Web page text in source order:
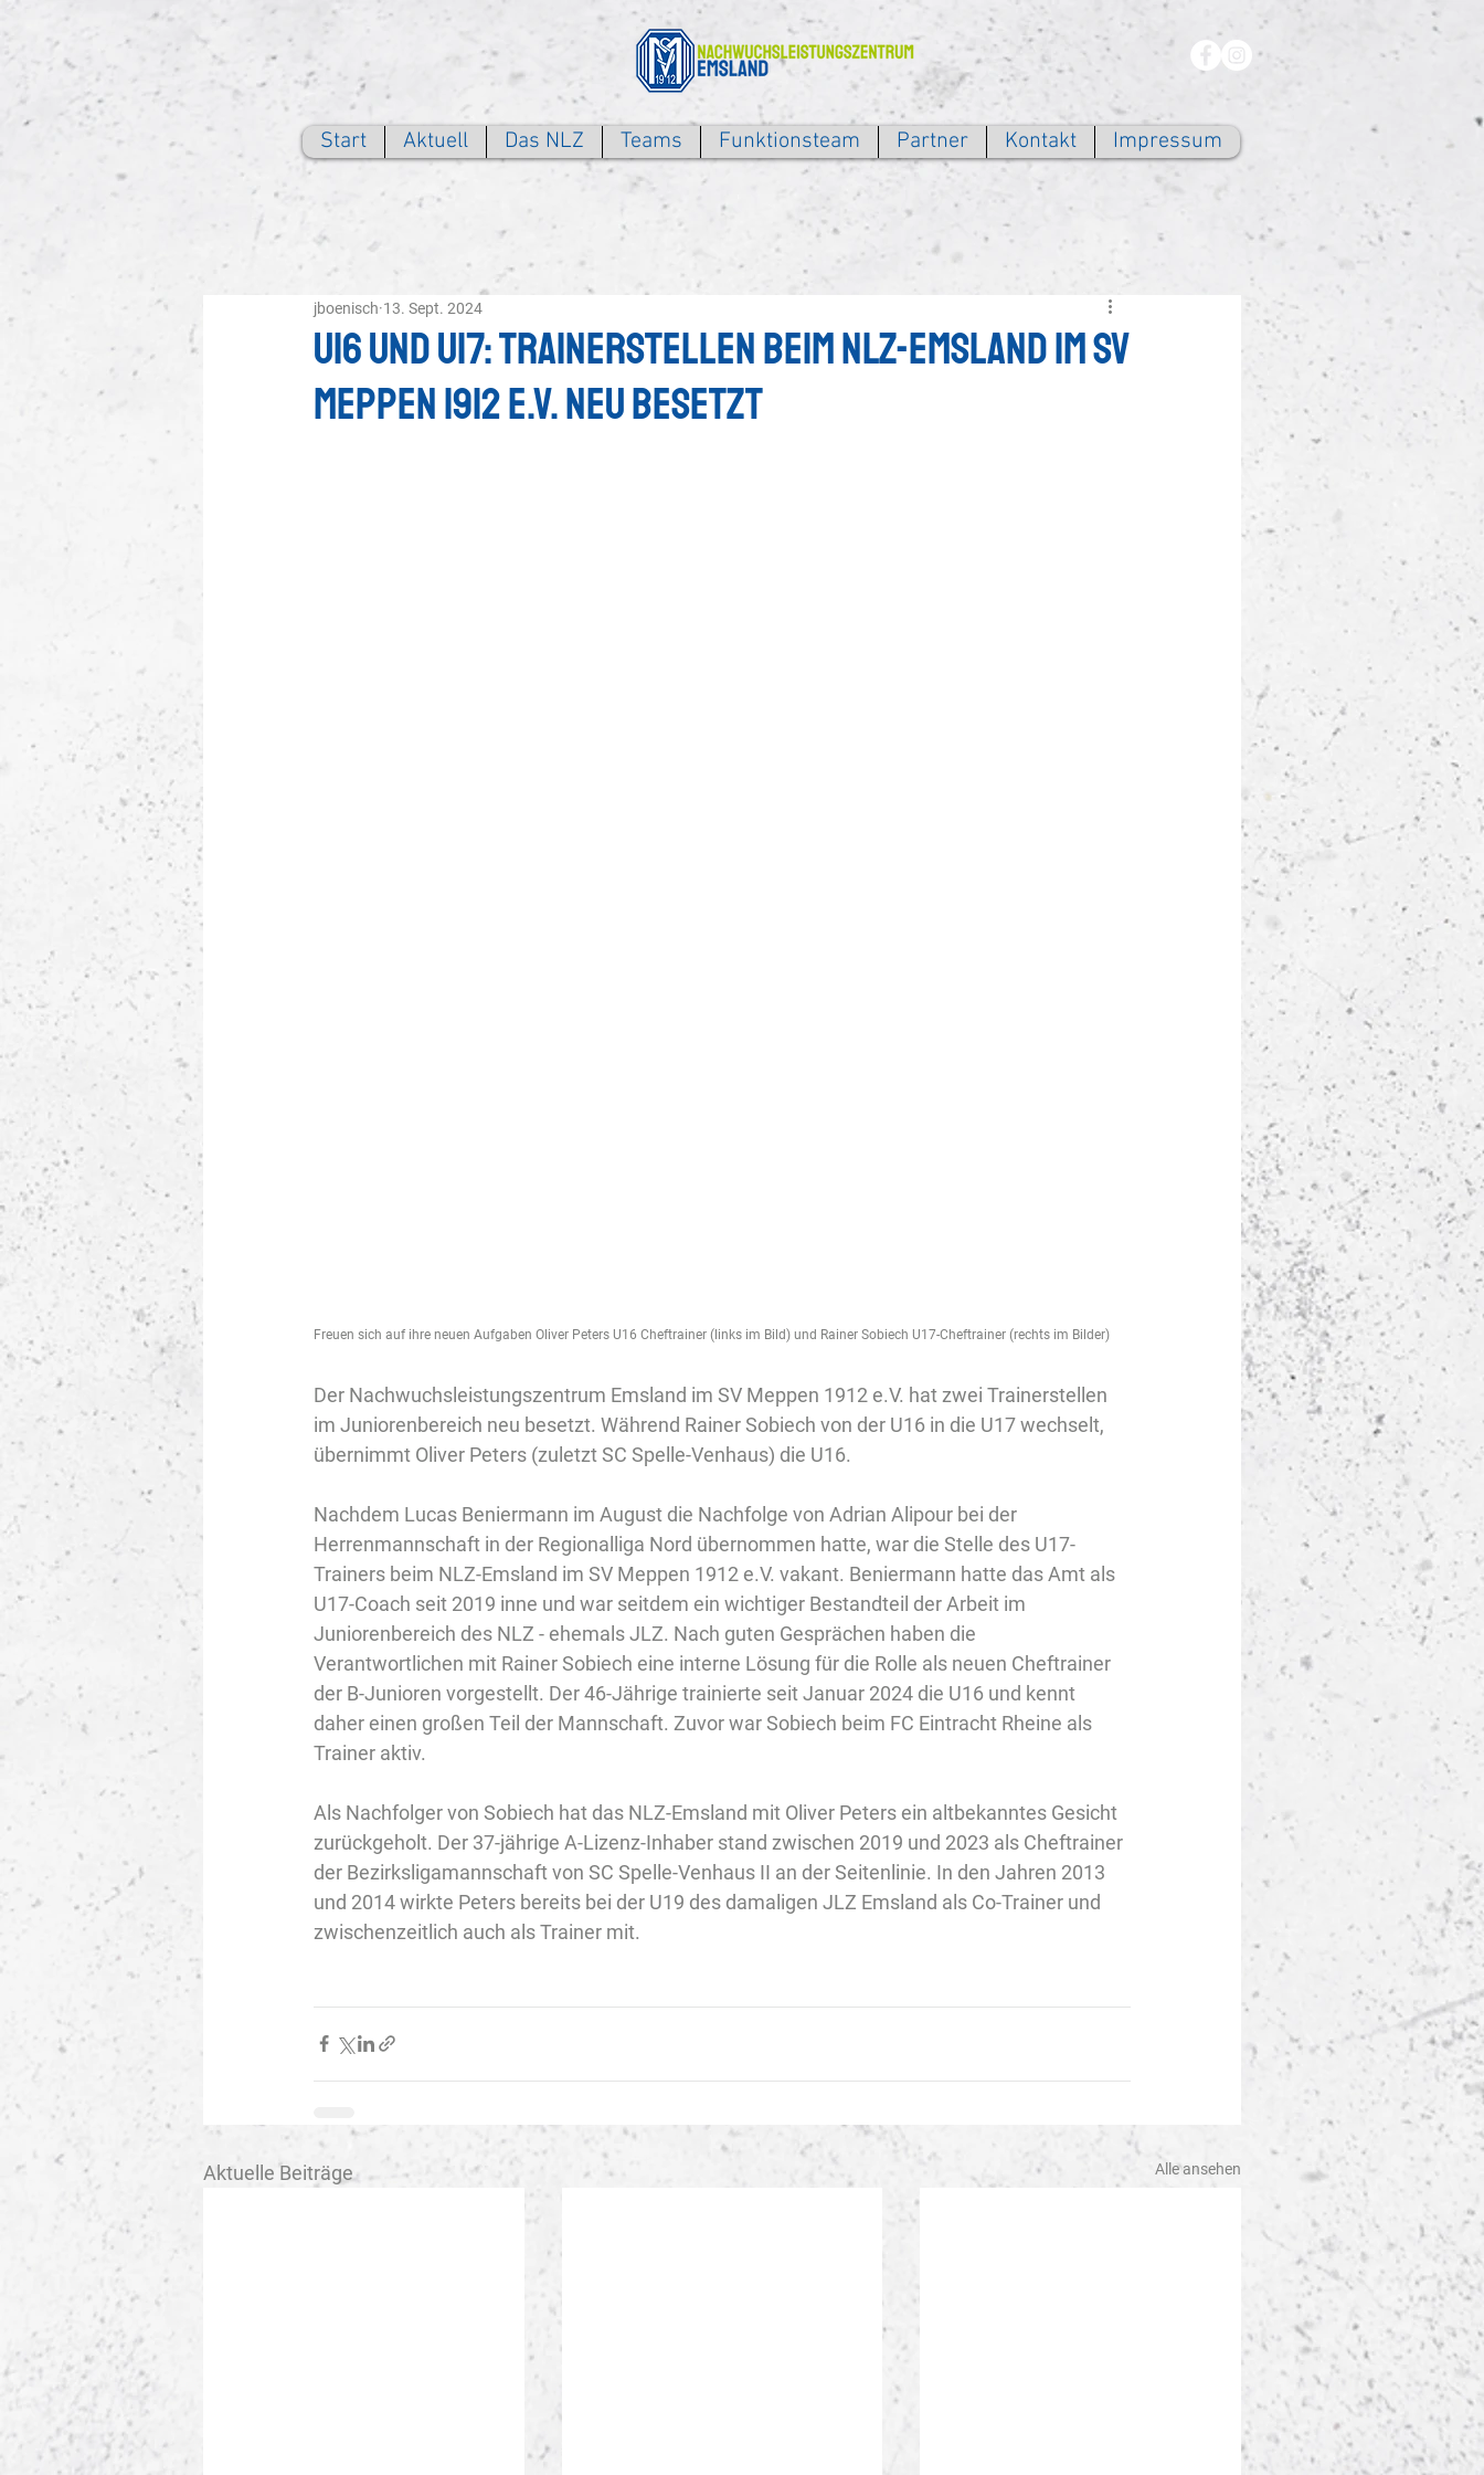
Start Aktuell Das NLZ Teams Funktionsteam Partner Kontakt Impressum
U16 und U17: Trainerstellen beim NLZ-Emsland im SV
Meppen 1912 e.V. neu besetzt
jboenisch 13. Sept. 2024
Freuen sich auf ihre neuen Aufgaben Oliver Peters U16 Cheftrainer (links im Bild) und Rainer Sobiech U17-Cheftrainer (rechts im Bilder)
Der Nachwuchsleistungszentrum Emsland im SV Meppen 1912 e.V. hat zwei Trainerstellen
im Juniorenbereich neu besetzt. Während Rainer Sobiech von der U16 in die U17 wechselt,
übernimmt Oliver Peters (zuletzt SC Spelle-Venhaus) die U16.
Nachdem Lucas Beniermann im August die Nachfolge von Adrian Alipour bei der
Herrenmannschaft in der Regionalliga Nord übernommen hatte, war die Stelle des U17-
Trainers beim NLZ-Emsland im SV Meppen 1912 e.V. vakant. Beniermann hatte das Amt als
U17-Coach seit 2019 inne und war seitdem ein wichtiger Bestandteil der Arbeit im
Juniorenbereich des NLZ - ehemals JLZ. Nach guten Gesprächen haben die
Verantwortlichen mit Rainer Sobiech eine interne Lösung für die Rolle als neuen Cheftrainer
der B-Junioren vorgestellt. Der 46-Jährige trainierte seit Januar 2024 die U16 und kennt
daher einen großen Teil der Mannschaft. Zuvor war Sobiech beim FC Eintracht Rheine als
Trainer aktiv.
Als Nachfolger von Sobiech hat das NLZ-Emsland mit Oliver Peters ein altbekanntes Gesicht
zurückgeholt. Der 37-jährige A-Lizenz-Inhaber stand zwischen 2019 und 2023 als Cheftrainer
der Bezirksligamannschaft von SC Spelle-Venhaus II an der Seitenlinie. In den Jahren 2013
und 2014 wirkte Peters bereits bei der U19 des damaligen JLZ Emsland als Co-Trainer und
zwischenzeitlich auch als Trainer mit.
Aktuelle Beiträge Alle ansehen